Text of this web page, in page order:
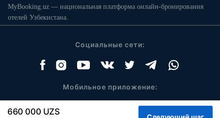
660 000 UZS
MyBooking.uz — национальная платформа онлайн-бронирования
отелей Узбекистана.
Социальные сети:
Мобильное приложение: